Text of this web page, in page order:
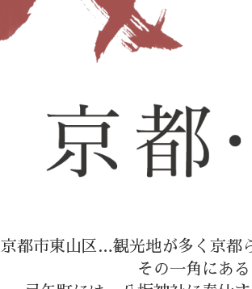
京都市東山区…観光地が多く京都
その一角にある